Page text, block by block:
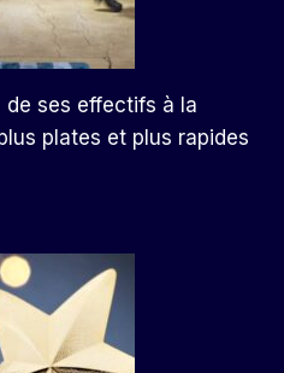
de ses effectifs à la
plates et plus rapides